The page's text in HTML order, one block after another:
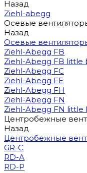
Назад
Ziehl-abegg
Осевые
Назад
Осевые
Ziehl-Abegg FB
Ziehl-Abegg FB little
Ziehl-Abegg FC
Ziehl-Abegg FE
Ziehl-Abegg FH
Ziehl-Abegg FN
Ziehl-Abegg FN little
Центробежные
Назад
Центробежные
GR-C
RD-A
RD-P